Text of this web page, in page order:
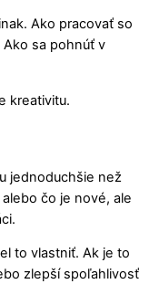
Ako pracovať so
sa pohnúť v
kreativitu.
jednoduchšie než
čo je nové, ale
to vlastniť. Ak je to
zlepší spoľahlivosť